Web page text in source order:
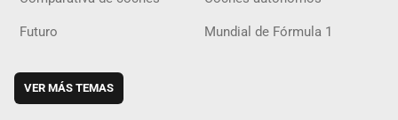
Futuro Mundial de Fórmula 1
VER MÁS TEMAS